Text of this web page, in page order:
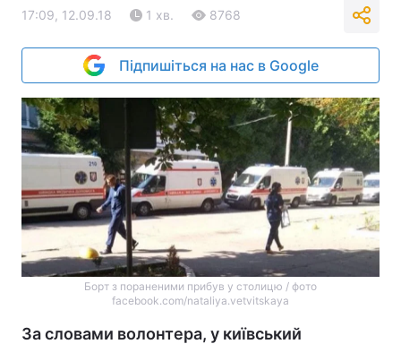
17:09, 12.09.18 1 хв. 8768
Підпишіться на нас в Google
Борт з пораненими прибув у столицю / фото
facebook.com/nataliya.vetvitskaya
За словами волонтера, у київський